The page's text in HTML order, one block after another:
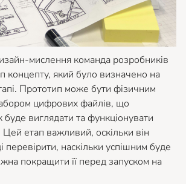
мислення команда розробників
концепту, який було визначено на
Прототип може бути фізичним
цифрових файлів, що
виглядати та функціонувати
Цей етап важливий, оскільки він
перевірити, наскільки успішним буде
покращити її перед запуском на